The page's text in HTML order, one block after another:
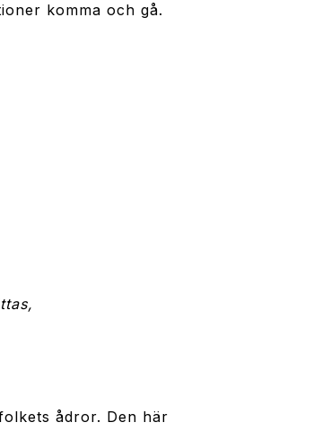
komma och gå.
ådror. Den här